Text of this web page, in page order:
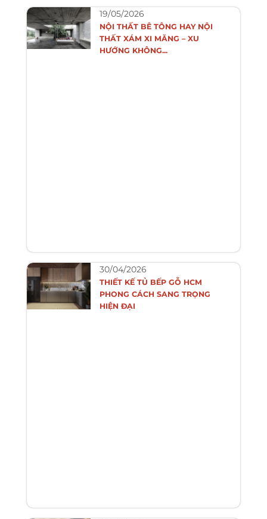
19/05/2026
NỘI THẤT BÊ TÔNG HAY NỘI
THẤT XÁM XI MĂNG – XU
HƯỚNG KHÔNG...
30/04/2026
THIẾT KẾ TỦ BẾP GỖ HCM
PHONG CÁCH SANG TRỌNG
HIỆN ĐẠI